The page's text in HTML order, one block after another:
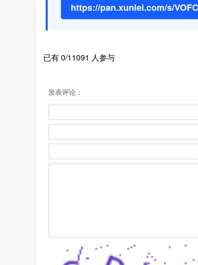
https://pan.xunlei.com/s/
已有 0/11091 人参与
发表评论：